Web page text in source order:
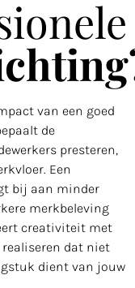
van een goed
de
presteren,
Een
bij aan minder
merkbeleving
creativiteit met
dat niet
dient van jouw